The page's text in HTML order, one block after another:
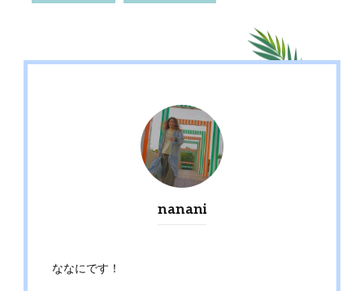
nanani
ななにです！